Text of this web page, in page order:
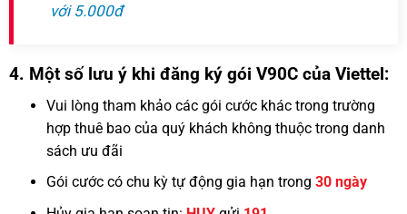
với 5.000đ
4. Một số lưu ý khi đăng ký gói V90C của Viettel:
Vui lòng tham khảo các gói cước khác trong trường
hợp thuê bao của quý khách không thuộc trong danh
sách ưu đãi
Gói cước có chu kỳ tự động gia hạn trong 30 ngày